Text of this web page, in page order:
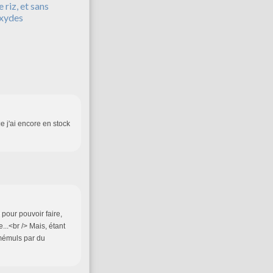
riz, et sans
j'ai encore en stock
pour pouvoir faire,
/> Mais, étant
par du